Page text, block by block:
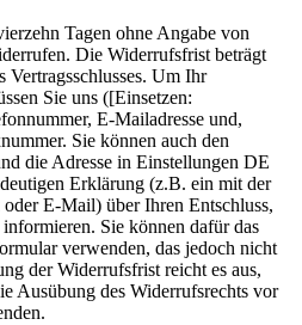
Tagen ohne Angabe von
Die Widerrufsfrist beträgt
Vertragsschlusses. Um Ihr
Sie uns ([Einsetzen:
E-Mailadresse und,
Sie können auch den
die Adresse in Einstellungen DE
Erklärung (z.B. ein mit der
E-Mail) über Ihren Entschluss,
Sie können dafür das
verwenden, das jedoch nicht
der Widerrufsfrist reicht es aus,
Ausübung des Widerrufsrechts vor